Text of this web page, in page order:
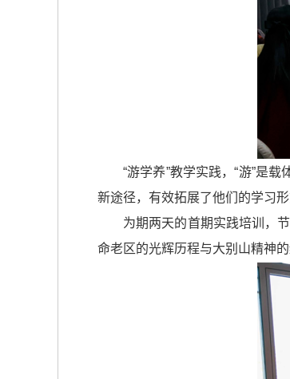
“游学养”教学实践，“游”是
新途径，有效拓展了他们的学习形
为期两天的首期实践培训，
命老区的光辉历程与大别山精神